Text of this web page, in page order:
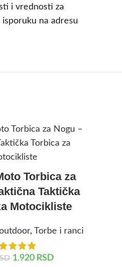
i vrednosti za
na adresu
Torbica za
Taktička
Motocikliste
, Torbe i ranci
1.920 RSD